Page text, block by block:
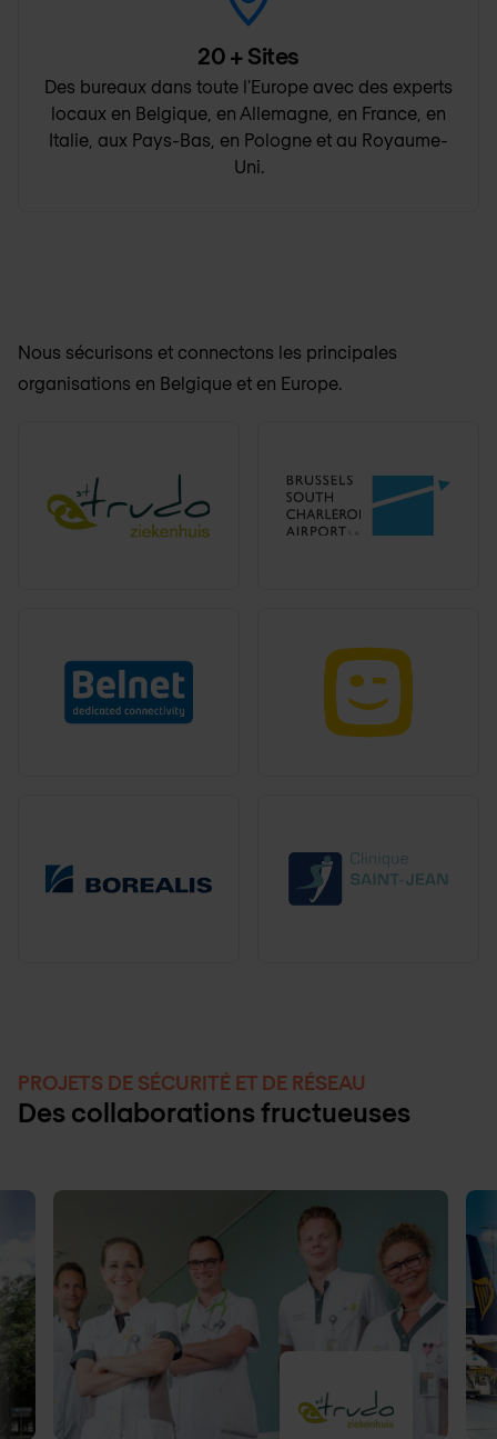
20 + Sites
Des bureaux dans toute l'Europe avec des experts
locaux en Belgique, en Allemagne, en France, en
Italie, aux Pays-Bas, en Pologne et au Royaume-
Uni.
Nous sécurisons et connectons les principales
organisations en Belgique et en Europe.
PROJETS DE SÉCURITÉ ET DE RÉSEAU
Des collaborations fructueuses